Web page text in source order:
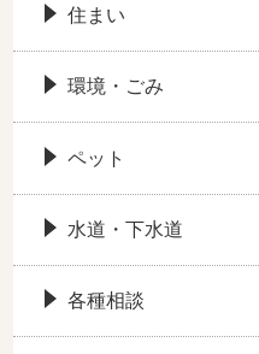
住まい
環境・ごみ
ペット
水道・下水道
各種相談